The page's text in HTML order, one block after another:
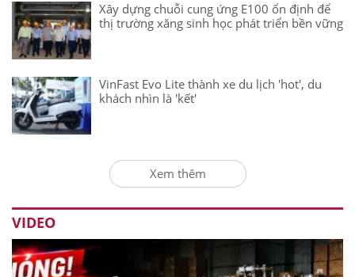
Xây dựng chuỗi cung ứng E100 ổn định để
thị trường xăng sinh học phát triển bền vững
VinFast Evo Lite thành xe du lịch 'hot', du
khách nhìn là 'kết'
Xem thêm
VIDEO